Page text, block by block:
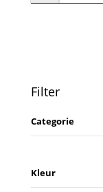
Filter
Categorie
Kleur